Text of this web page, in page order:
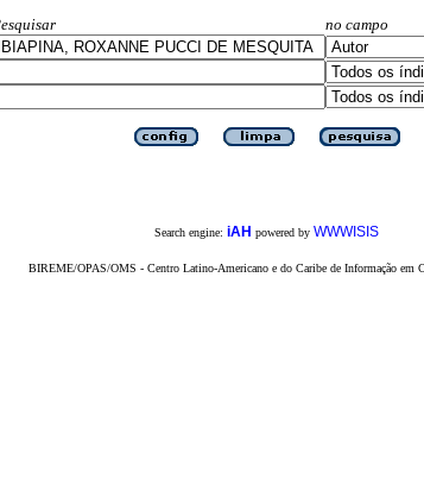
no campo
Search engine: iAH powered by WWWISIS
BIREME/OPAS/OMS - Centro Latino-Americano e do Caribe de Informação em